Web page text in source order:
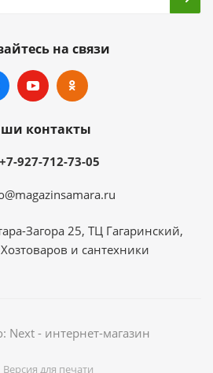
на связи
контакты
+7-927-712-73-05
Загора 25, ТЦ Гагаринский,
и сантехники
Next - интернет-магазин
Версия для печати